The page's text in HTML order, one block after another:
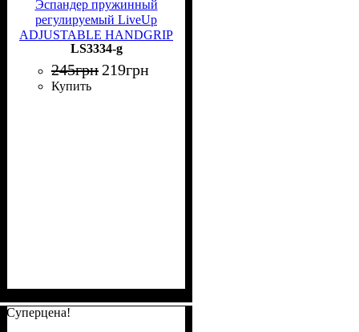
Эспандер пружинный
регулируемый LiveUp
ADJUSTABLE HANDGRIP
зеленый LS3334-g
LS3334-g
245грн 219грн
Купить
Суперцена!